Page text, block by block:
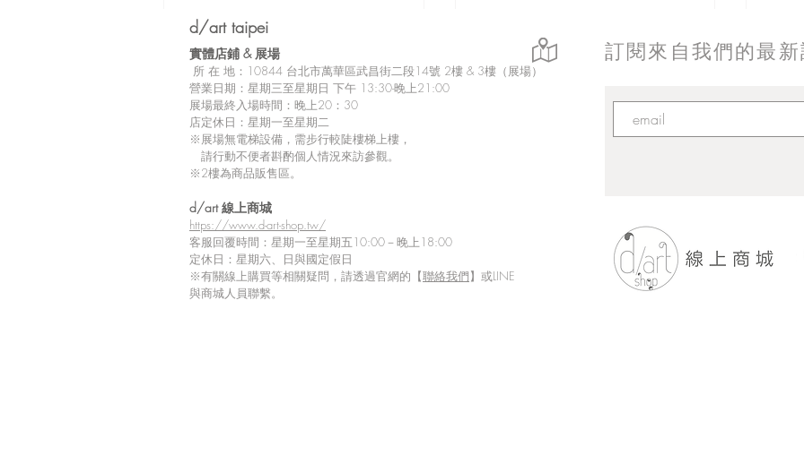
撰寫留言......
訂閱來自我們的最
d/art taipei
實體店鋪 & 展場
所 在 地：10844 台北市萬華區武昌街二段14號 2樓 & 3樓（展場）
營業日期：星期三至星期日 下午 13:30-晚上21:00
展場最終入場時間：晚上20：30
店定休日：星期一至星期二
※展場無電梯設備，需步行較陡樓梯上樓，
請行動不便者斟酌個人情況來訪參觀。
※2樓為商品販售區。
d/art 線上商城
https://www.d-art-shop.tw/
客服回覆時間：星期一至星期五10:00－晚上18:00
定休日：星期六、日與國定假日
※有關線上購買等相關疑問，請透過官網的【聯絡我們】或LINE
與商城人員聯繫。